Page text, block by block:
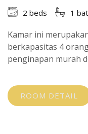
2 beds 1
Kamar ini
berkapasitas 4
penginapan murah
ROOM DETAIL